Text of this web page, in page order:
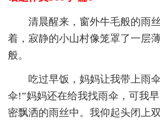
清晨醒来，窗外牛毛般的雨
着，寂静的小山村像笼罩了一层
般。
吃过早饭，妈妈让我带上雨
伞!”妈妈还在给我找雨伞，可我
密飘洒的雨丝中。我仰起头闭上